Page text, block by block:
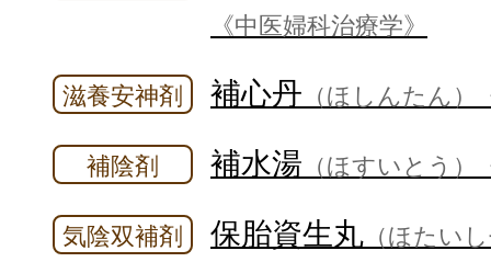
《中医婦科治療学》
滋養安神剤 補心丹 （ほしんたん）
補陰剤 補水湯 （ほすいとう）
気陰双補剤 保胎資生丸 （ほたい